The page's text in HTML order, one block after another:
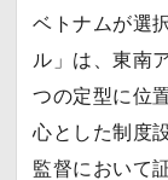
ベトナムが選
ル」は、東南
つの定型に位
心とした制度
監督において